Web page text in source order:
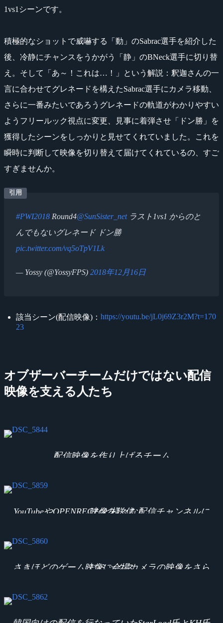
1vs1シーンです。
積極的なショットで威嚇する「動」のSabrac選手を紹介した
後、冷静にチャンスをうかがう「静」のBNeck選手に切り替
え。そして「あ～！これは…！」という解説：釈迦さんの一
言に合わせてグレネードを構えたSabrac選手にカメラ移動、
さらに一番みたいであろうグレネードの軌道がわかりやすい
ようフリールック視点に変更、見事に着弾させ「ドン勝」を
獲得したシーンをしっかりと見せてくれていました。これを
瞬時に判断して映像を切り替えて届けてくれているの、すご
すぎませんか。
#PWI2018 Round4@SunSister_netラスト1vs1 からのと
んでもないグレネード ドン勝
pic.twitter.com/vq5oTpV1Lk
— Yossy (@YossyFPS) 2018年12月16日
該当シーン(配信映像)： https://youtu.be/jL0j69Z3r2M?t=170
23
オブザーバーチームだけではない配信
映像を支える人たち
配信映像を作り上げるチーム
YouTubeやOPENRECなど様々な配信チャンネルに映像を送信
さきほどのゲーム映像に会場カメラの映像をさらにミックス